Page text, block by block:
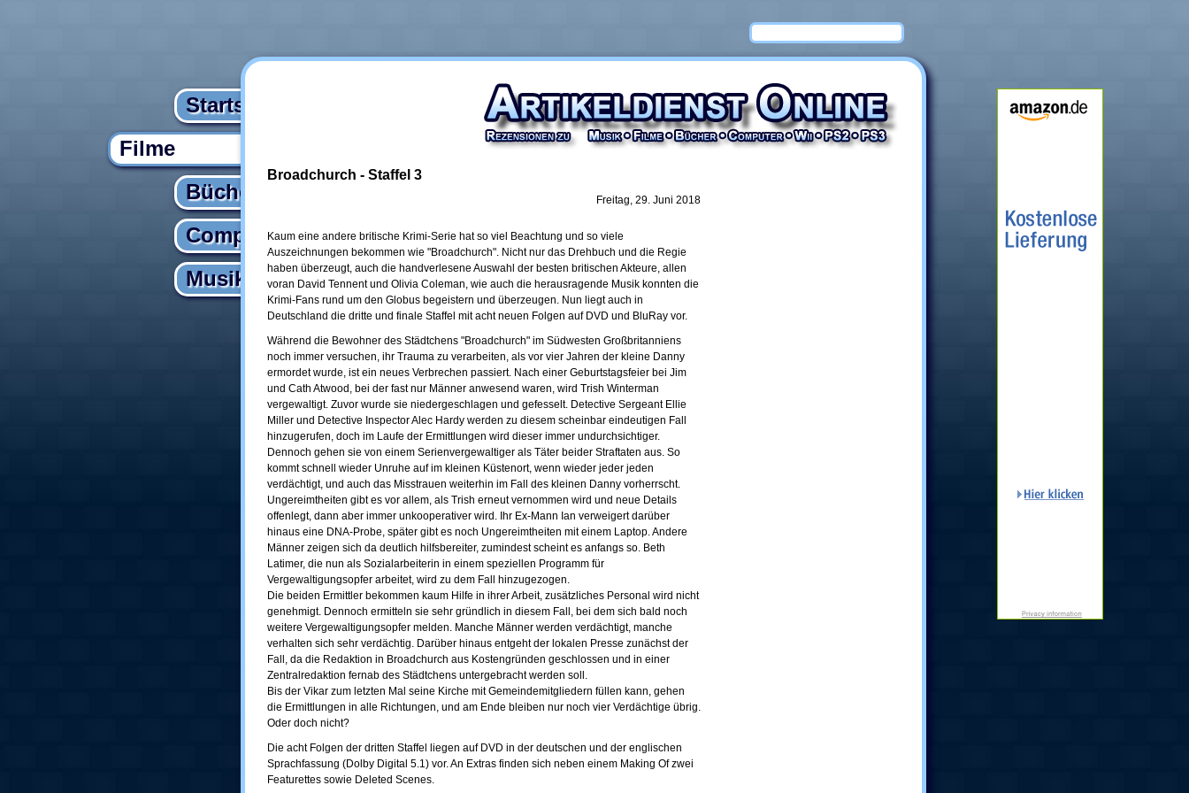
Startseite
Filme
Bücher
Computer
Musik
Broadchurch - Staffel 3
Freitag, 29. Juni 2018
Kaum eine andere britische Krimi-Serie hat so viel Beachtung und so viele
Auszeichnungen bekommen wie "Broadchurch". Nicht nur das Drehbuch und die Regie
haben überzeugt, auch die handverlesene Auswahl der besten britischen Akteure, allen
voran David Tennent und Olivia Coleman, wie auch die herausragende Musik konnten die
Krimi-Fans rund um den Globus begeistern und überzeugen. Nun liegt auch in
Deutschland die dritte und finale Staffel mit acht neuen Folgen auf DVD und BluRay vor.
Während die Bewohner des Städtchens "Broadchurch" im Südwesten Großbritanniens
noch immer versuchen, ihr Trauma zu verarbeiten, als vor vier Jahren der kleine Danny
ermordet wurde, ist ein neues Verbrechen passiert. Nach einer Geburtstagsfeier bei Jim
und Cath Atwood, bei der fast nur Männer anwesend waren, wird Trish Winterman
vergewaltigt. Zuvor wurde sie niedergeschlagen und gefesselt. Detective Sergeant Ellie
Miller und Detective Inspector Alec Hardy werden zu diesem scheinbar eindeutigen Fall
hinzugerufen, doch im Laufe der Ermittlungen wird dieser immer undurchsichtiger.
Dennoch gehen sie von einem Serienvergewaltiger als Täter beider Straftaten aus. So
kommt schnell wieder Unruhe auf im kleinen Küstenort, wenn wieder jeder jeden
verdächtigt, und auch das Misstrauen weiterhin im Fall des kleinen Danny vorherrscht.
Ungereimtheiten gibt es vor allem, als Trish erneut vernommen wird und neue Details
offenlegt, dann aber immer unkooperativer wird. Ihr Ex-Mann Ian verweigert darüber
hinaus eine DNA-Probe, später gibt es noch Ungereimtheiten mit einem Laptop. Andere
Männer zeigen sich da deutlich hilfsbereiter, zumindest scheint es anfangs so. Beth
Latimer, die nun als Sozialarbeiterin in einem speziellen Programm für
Vergewaltigungsopfer arbeitet, wird zu dem Fall hinzugezogen.
Die beiden Ermittler bekommen kaum Hilfe in ihrer Arbeit, zusätzliches Personal wird nicht
genehmigt. Dennoch ermitteln sie sehr gründlich in diesem Fall, bei dem sich bald noch
weitere Vergewaltigungsopfer melden. Manche Männer werden verdächtigt, manche
verhalten sich sehr verdächtig. Darüber hinaus entgeht der lokalen Presse zunächst der
Fall, da die Redaktion in Broadchurch aus Kostengründen geschlossen und in einer
Zentralredaktion fernab des Städtchens untergebracht werden soll.
Bis der Vikar zum letzten Mal seine Kirche mit Gemeindemitgliedern füllen kann, gehen
die Ermittlungen in alle Richtungen, und am Ende bleiben nur noch vier Verdächtige übrig.
Oder doch nicht?
Die acht Folgen der dritten Staffel liegen auf DVD in der deutschen und der englischen
Sprachfassung (Dolby Digital 5.1) vor. An Extras finden sich neben einem Making Of zwei
Featurettes sowie Deleted Scenes.